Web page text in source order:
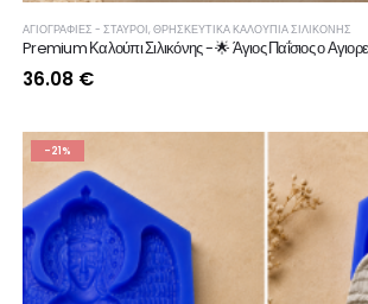
ΑΓΙΟΓΡΑΦΙΕΣ - ΣΤΑΥΡΟΙ,ΘΡΗΣΚΕΥΤΙΚΆ ΚΑΛΟΎΠΙΑ ΣΙΛΙΚΌΝΗΣ
36.08 €
-21%